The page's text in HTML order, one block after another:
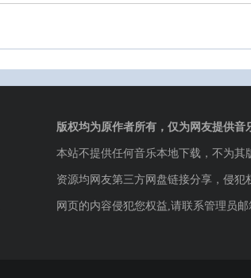
版权均为原作者所有，仅为网友提供音
本站不提供任何音乐本地下载，不为其
资源均网友第三方网盘链接分享，侵犯
网页的内容侵犯您权益,请联系管理员